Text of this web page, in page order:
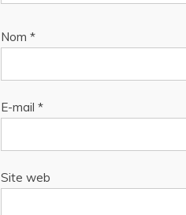
Nom *
E-mail *
Site web